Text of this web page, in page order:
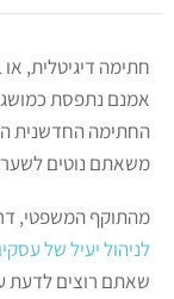
חתימה דיגיטלית,
אמנם נתפסת
החתימה החדשנית
משאתם נוטים
מהתוקף המשפטי,
לניהול יעיל של
שאתם רוצים לדעת